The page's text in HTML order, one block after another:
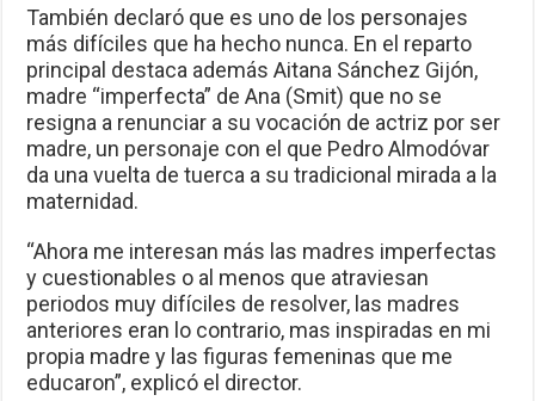
También declaró que es uno de los personajes
más difíciles que ha hecho nunca. En el reparto
principal destaca además Aitana Sánchez Gijón,
madre “imperfecta” de Ana (Smit) que no se
resigna a renunciar a su vocación de actriz por ser
madre, un personaje con el que Pedro Almodóvar
da una vuelta de tuerca a su tradicional mirada a la
maternidad.
“Ahora me interesan más las madres imperfectas
y cuestionables o al menos que atraviesan
periodos muy difíciles de resolver, las madres
anteriores eran lo contrario, mas inspiradas en mi
propia madre y las figuras femeninas que me
educaron”, explicó el director.